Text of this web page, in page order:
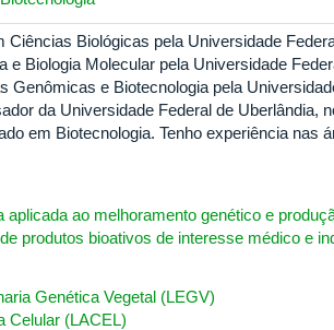
Ciências Biológicas pela Universidade
e Biologia Molecular pela Universidade
Genômicas e Biotecnologia pela
da Universidade Federal de Uberlândia,
em Biotecnologia. Tenho experiência nas
aplicada ao melhoramento genético e
produtos bioativos de interesse médico e
Genética Vegetal (LEGV)
Celular (LACEL)